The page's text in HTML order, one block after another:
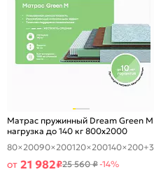
Матрас пружинный Dream Green M
нагрузка до 140 кг 800x2000
80×20090×200120×200140×200+3
от 21 982₽25 560 ₽-14%